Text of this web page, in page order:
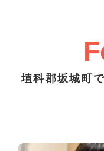
埴科郡坂城町